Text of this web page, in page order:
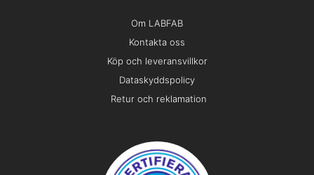
Om LABFAB
Kontakta oss
Köp och leveransvillkor
Dataskyddspolicy
Retur och reklamation